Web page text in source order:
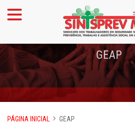
GEAP
PÁGINA INICIAL GEAP